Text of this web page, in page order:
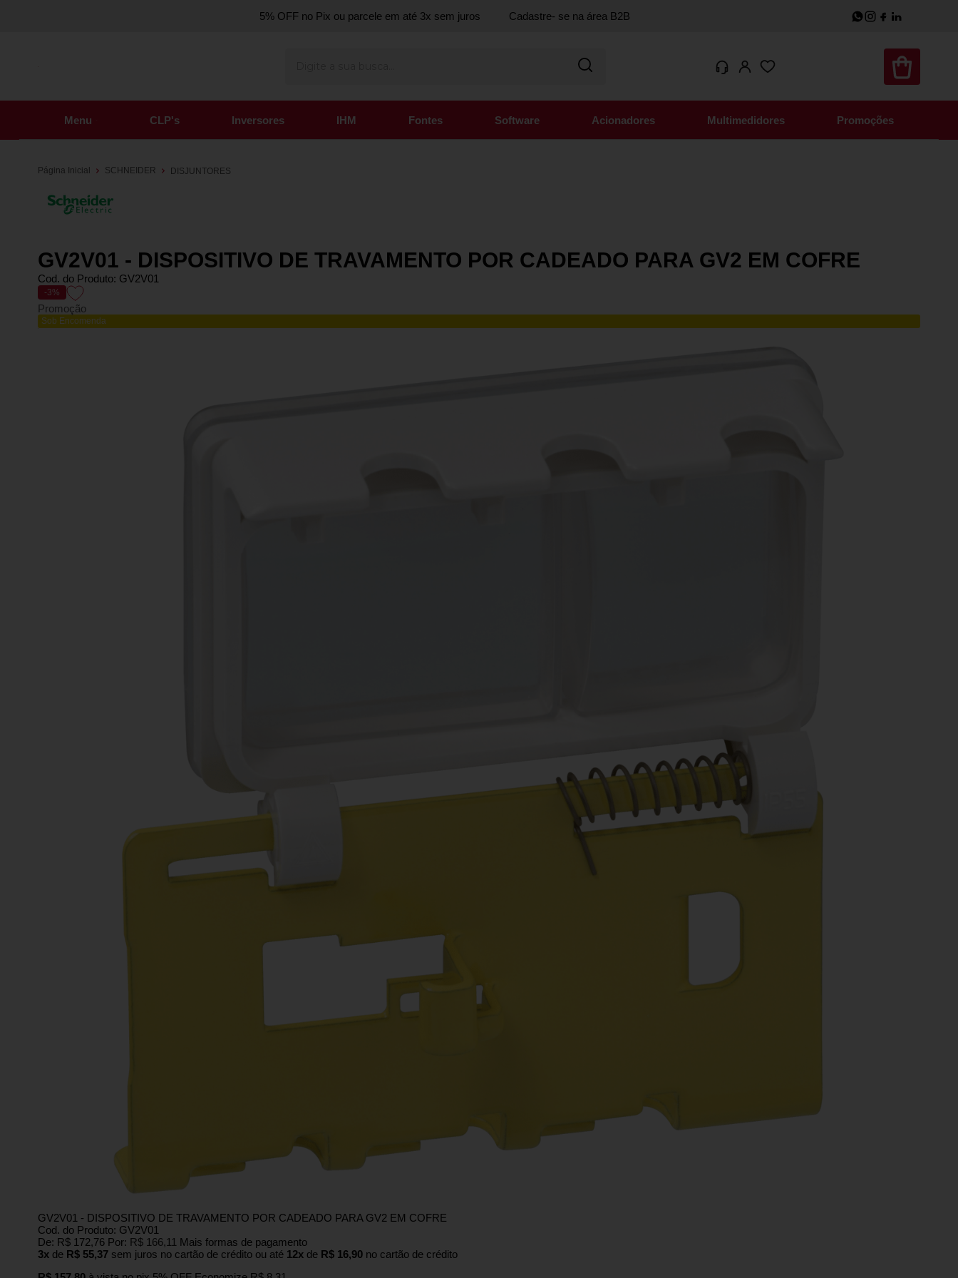
5% OFF no Pix ou parcele em até 3x sem juros Cadastre- se na área B2B
Menu CLP's Inversores IHM Fontes Software Acionadores Multimedidores Promoções
Página Inicial SCHNEIDER DISJUNTORES
GV2V01 - DISPOSITIVO DE TRAVAMENTO POR CADEADO PARA GV2 EM COFRE
Cod. do Produto: GV2V01
-3%
Promoção
Sob Encomenda
GV2V01 - DISPOSITIVO DE TRAVAMENTO POR CADEADO PARA GV2 EM COFRE
Cod. do Produto: GV2V01
De: R$ 172,76 Por: R$ 166,11 Mais formas de pagamento
3x de R$ 55,37 sem juros no cartão de crédito ou até 12x de R$ 16,90 no cartão de crédito